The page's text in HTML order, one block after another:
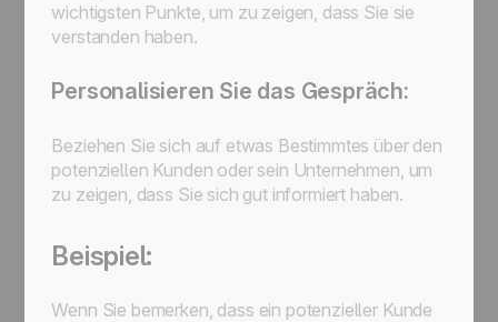
wichtigsten Punkte, um zu zeigen, dass Sie sie
verstanden haben.
Personalisieren Sie das Gespräch:
Beziehen Sie sich auf etwas Bestimmtes über den
potenziellen Kunden oder sein Unternehmen, um
zu zeigen, dass Sie sich gut informiert haben.
Beispiel:
Wenn Sie bemerken, dass ein potenzieller Kunde